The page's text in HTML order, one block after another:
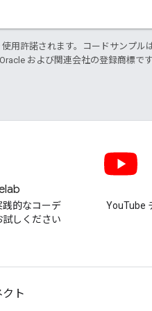
用許諾されます。コードサンプル
および関連会社の登録商標です
的なコーデ
しください
YouTube
ト